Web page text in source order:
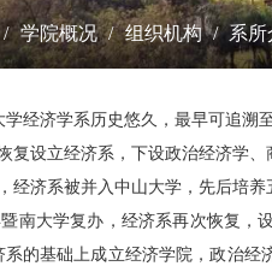
学院概况 组织机构 系所
学经济学系历史悠久，最早可追溯至
复设立经济系，下设政治经济学
经济系被并入中山大学，先后培养
南大学复办，经济系再次恢复，
系的基础上成立经济学院，政治经